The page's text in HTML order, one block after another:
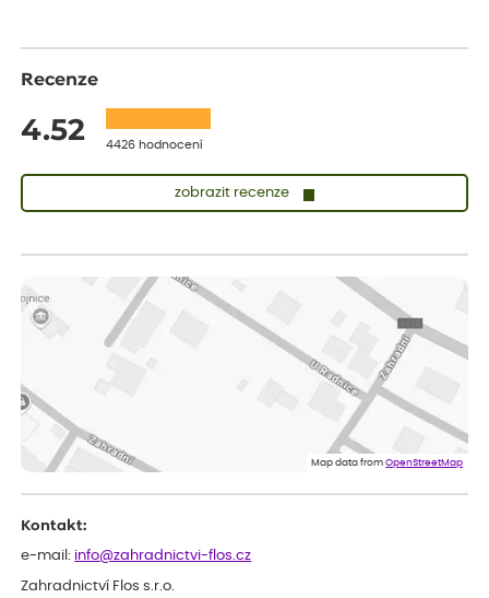
Recenze
4.52 4426 hodnocení
zobrazit recenze
Vše přišlo velice rychle krásně zabalené. Rostlinky po přesazení
velice dobře prospívají
Jarda
Dobrý den, byli jsme spokojeni
Eshop, objednání bylo v pořádku, žádný problém. Jen jsem byla
smutná z dodávky jedné kytky, která nebyla v nejlepší kondici a i
Map data fromOpenStreetMap
Kontakt:
e-mail: info@zahradnictvi-flos.cz
Zahradnictví Flos s.r.o.